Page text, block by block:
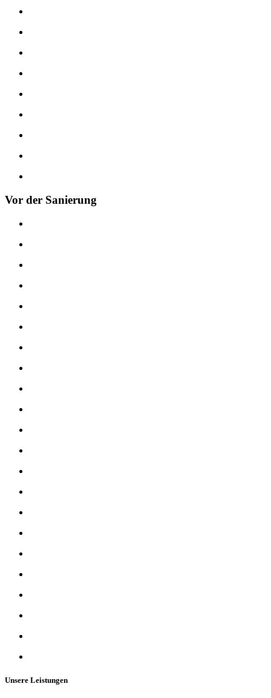
Vor der Sanierung
Unsere Leistungen